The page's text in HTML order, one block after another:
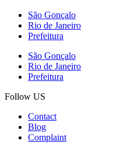
São Gonçalo
Rio de Janeiro
Prefeitura
São Gonçalo
Rio de Janeiro
Prefeitura
Follow US
Contact
Blog
Complaint